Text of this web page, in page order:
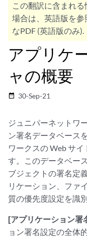
この翻訳に含まれ
場合は、英語版を
なPDF (英語版のみ).
アプリケ
ャの概要
date_range 30-Sep-21
ジュニパーネットワ
ン署名データベース
ワークスの Web サ
す。このデータベー
ブジェクトの署名定
リケーション、ファ
質の優先度設定を識
[アプリケーション署
ョン署名設定の全体